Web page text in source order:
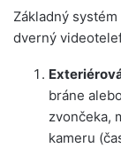
Základný
dverný
bráne
zvončeka,
kameru